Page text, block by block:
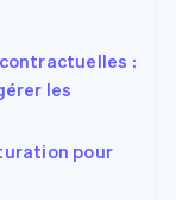
:
les
pour